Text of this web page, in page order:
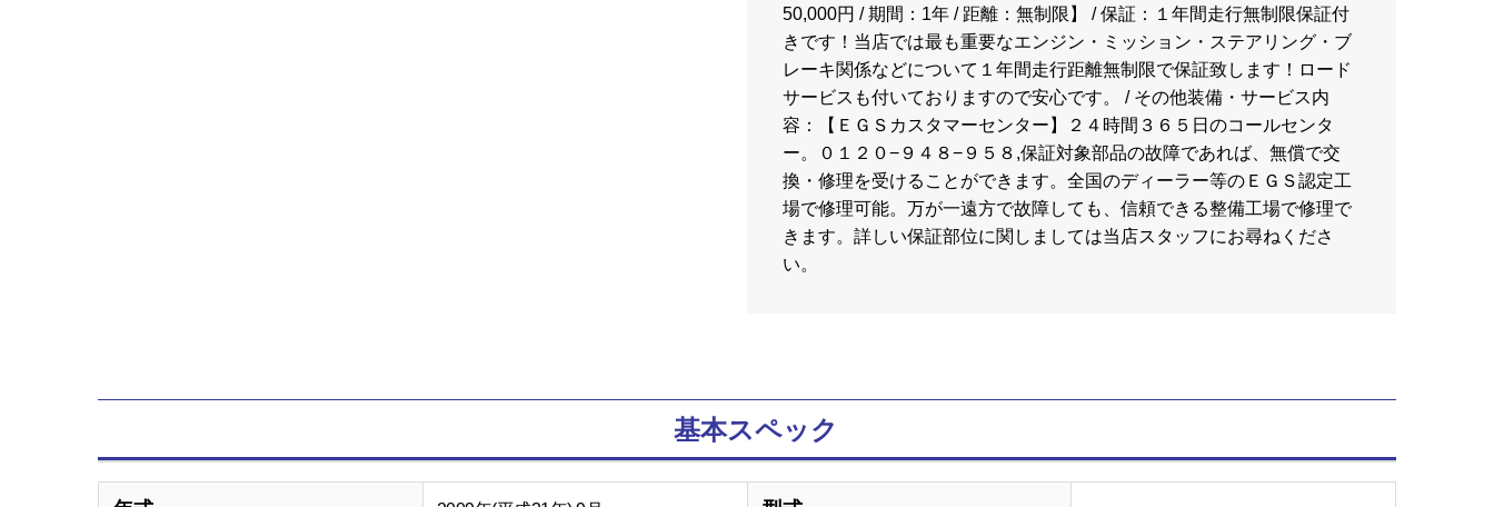
50,000円 / 期間：1年 / 距離：無制限】 / 保証：１年間走行無制限保証付
きです！当店では最も重要なエンジン・ミッション・ステアリング・ブ
レーキ関係などについて１年間走行距離無制限で保証致します！ロード
サービスも付いておりますので安心です。 / その他装備・サービス内
容：【ＥＧＳカスタマーセンター】２４時間３６５日のコールセンタ
ー。０１２０−９４８−９５８,保証対象部品の故障であれば、無償で交
換・修理を受けることができます。全国のディーラー等のＥＧＳ認定工
場で修理可能。万が一遠方で故障しても、信頼できる整備工場で修理で
きます。詳しい保証部位に関しましては当店スタッフにお尋ねくださ
い。
基本スペック